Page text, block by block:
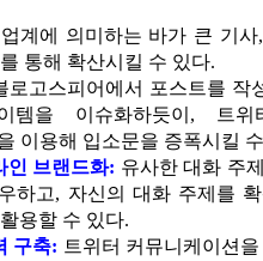
업계에 의미하는 바가 큰 기사
통해 확산시킬 수 있다.
로고스피어에서 포스트를 작
을 이슈화하듯이 , 트
이용해 입소문을 증폭시킬
인 브랜드화: 유사한 대화 주
하고, 자신의 대화 주제를
용할 수 있다.
구축: 트위터 커뮤니케이션